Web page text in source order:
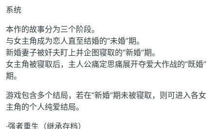
系统
本作的故事分为三个阶段。
与女主角成为恋人直至结婚的“未婚”期。
新婚妻子被奸夫盯上并企图寝取的“新婚”期。
女主角被寝取后，主人公痛定思痛展开夺爱大作战的“既婚”
期。
游戏包含多个结局，若在“新婚”期未被寝取，则可进入各女
主角的个人纯爱结局。
·强者重生（继承存档）